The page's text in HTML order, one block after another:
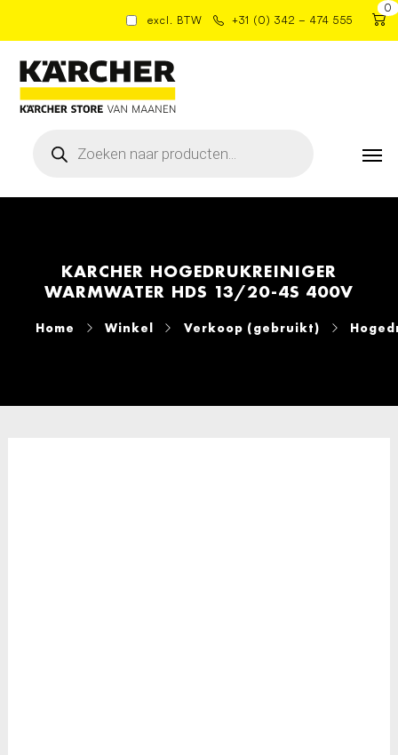
excl. BTW +31 (0) 342 – 474 555
0
zoeken
KARCHER HOGEDRUKREINIGER
WARMWATER HDS 13/20-4S 400V
Home Winkel Verkoop (gebruikt)